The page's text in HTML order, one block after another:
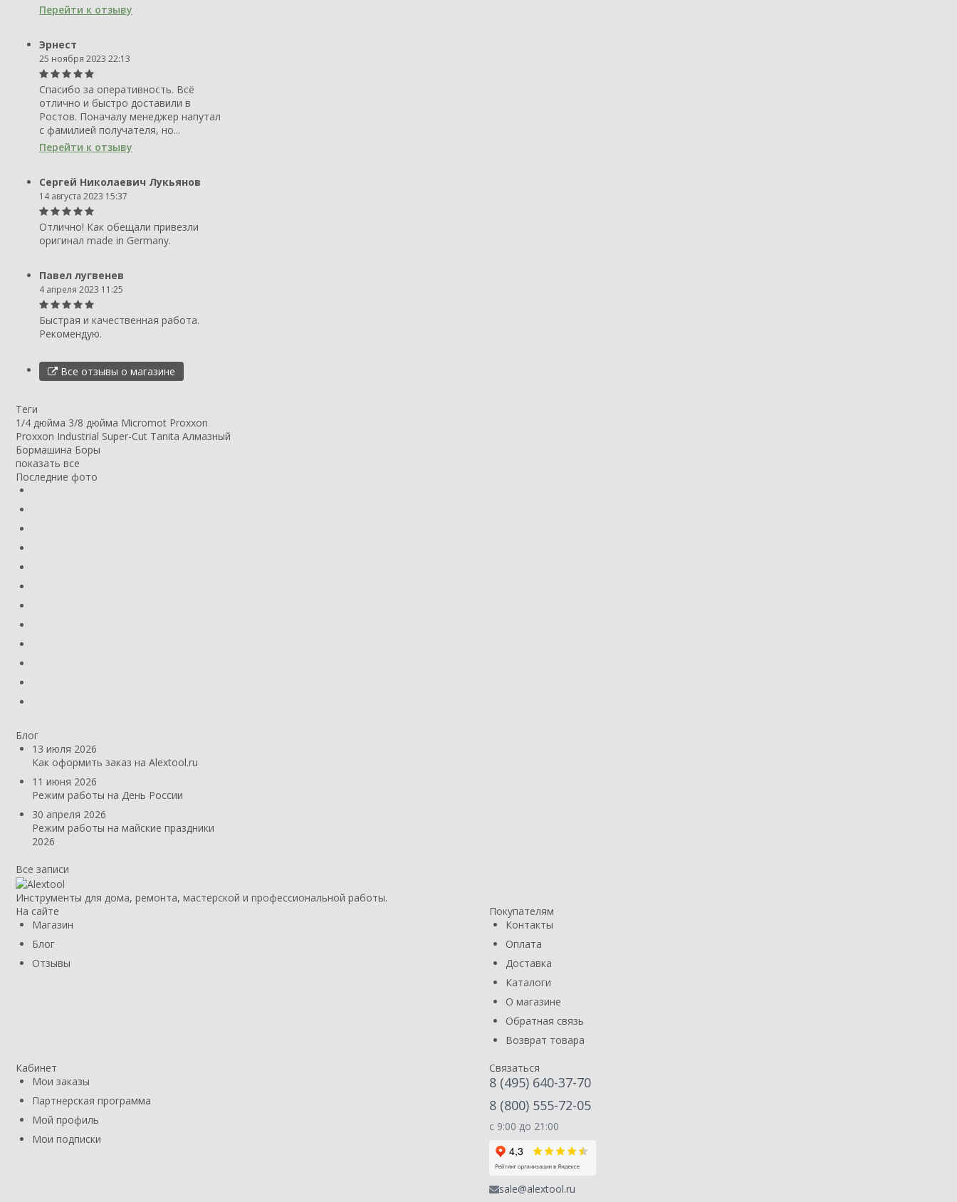
Перейти к отзыву
Эрнест
25 ноября 2023 22:13
Спасибо за оперативность. Всё
отлично и быстро доставили в
Ростов. Поначалу менеджер напутал
с фамилией получателя, но...
Перейти к отзыву
Сергей Николаевич Лукьянов
14 августа 2023 15:37
Отлично! Как обещали привезли
оригинал made in Germany.
Павел лугвенев
4 апреля 2023 11:25
Быстрая и качественная работа.
Рекомендую.
Все отзывы о магазине
Теги
1/4 дюйма 3/8 дюйма Micromot Proxxon
Proxxon Industrial Super-Cut Tanita Алмазный
Бормашина Боры
показать все
Последние фото
Блог
13 июля 2026
Как оформить заказ на Alextool.ru
11 июня 2026
Режим работы на День России
30 апреля 2026
Режим работы на майские праздники
2026
Все записи
Инструменты для дома, ремонта, мастерской и профессиональной работы.
На сайте
Магазин
Блог
Отзывы
Покупателям
Контакты
Оплата
Доставка
Каталоги
О магазине
Обратная связь
Возврат товара
Кабинет
Мои заказы
Партнерская программа
Мой профиль
Мои подписки
Связаться
8 (495) 640-37-70
8 (800) 555-72-05
с 9:00 до 21:00
sale@alextool.ru